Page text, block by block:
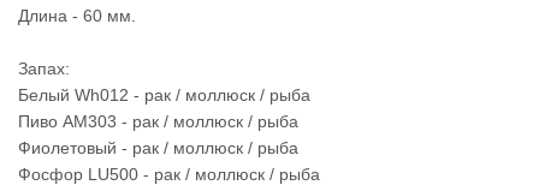
Длина - 60 мм.
Запах:
Белый Wh012 - рак / моллюск / рыба
Пиво AM303 - рак / моллюск / рыба
Фиолетовый - рак / моллюск / рыба
Фосфор LU500 - рак / моллюск / рыба